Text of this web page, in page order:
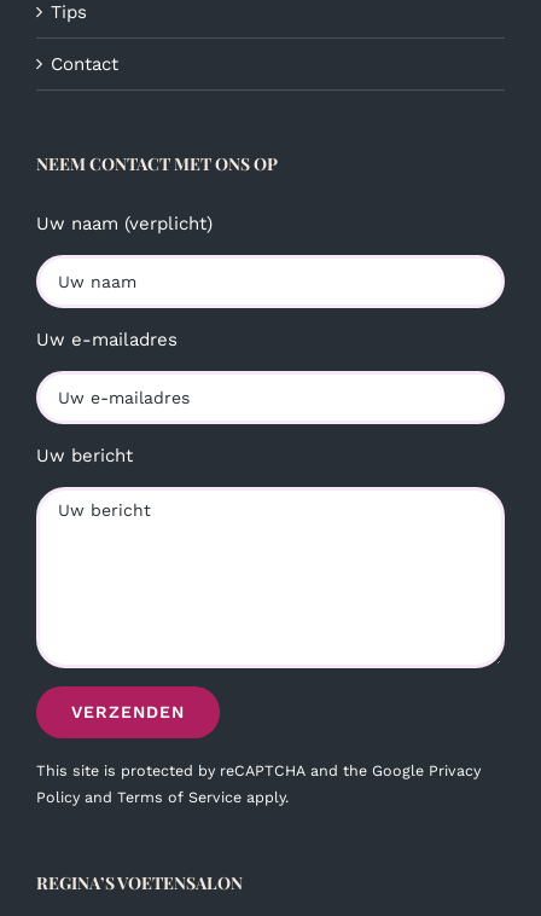
Tips
Contact
NEEM CONTACT MET ONS OP
Uw naam (verplicht)
Uw e-mailadres
Uw bericht
This site is protected by reCAPTCHA and the Google Privacy
Policy and Terms of Service apply.
REGINA’S VOETENSALON